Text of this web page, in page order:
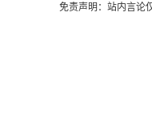
免责声明：站内言论